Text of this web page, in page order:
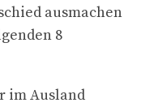
ausmachen
8
im Ausland